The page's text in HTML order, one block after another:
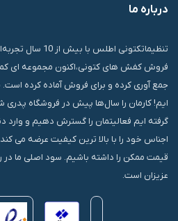
درباره ما
تنظیماتکتونی
فروش کفش های کتونی،اکنون مجموعه ای
جمع آوری کرده و برای فروش آماده کرده
ایم! کارمان را سال‌ها پیش در فروشگاه
گرفته ایم فعالیتمان را گسترش دهیم و
اجناس خود را با بالا ترین کیفیت عرضه می
قیمت ممکن را داشته باشیم. سود اصلی ما در
عزیزان است.